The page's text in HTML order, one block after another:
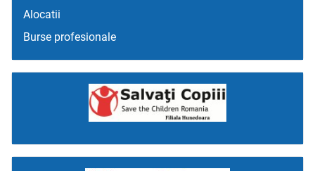
Alocatii
Burse profesionale